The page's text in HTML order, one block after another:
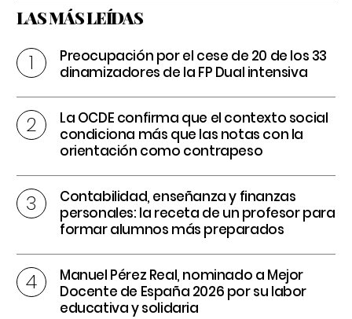
LAS MÁS LEÍDAS
Preocupación por el cese de 20 de los 33
dinamizadores de la FP Dual intensiva
La OCDE confirma que el contexto social
condiciona más que las notas con la
orientación como contrapeso
Contabilidad, enseñanza y finanzas
personales: la receta de un profesor para
formar alumnos más preparados
Manuel Pérez Real, nominado a Mejor
Docente de España 2026 por su labor
educativa y solidaria